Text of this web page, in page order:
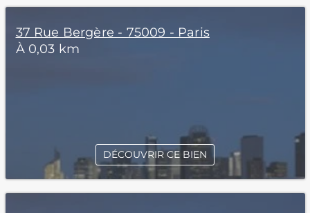
37 Rue Bergère - 75009 - Paris
À 0,03 km
DÉCOUVRIR CE BIEN